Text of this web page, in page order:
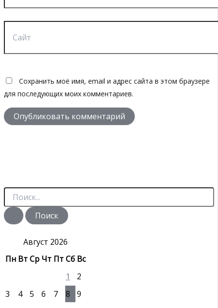
Сохранить моё имя, email и адрес сайта в этом браузере
для последующих моих комментариев.
П
и
с
Август 2026
Пн ВтСр Чт ПтСб Вс
1
2
3
4 5 6 7 8
9